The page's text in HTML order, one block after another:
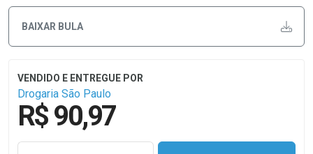
BAIXAR BULA
Drogaria São Paulo
R$ 90,97